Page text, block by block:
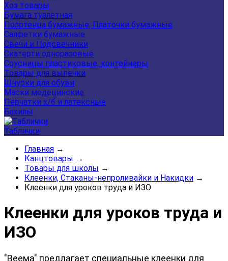
Хоз товары
Бумага туалетная
Полотенца бумажные, Платочки бумажные
Салфетки бумажные
Свечи и Подсвечники
Скатерти одноразовые
Соусницы пластиковые, контейнеры
Товары для выпечки
Шнурки для обуви
Маски медецинские
Перчатки х/б и латексные
Бахилы
Таблички
Главная →
Канцтовары →
Товары для школы →
Клеенки, Стаканы-непроливайки и Накидки →
Клеенки для уроков труда и ИЗО
Клеенки для уроков труда и
ИЗО
"Веема" предлагает специальные клеенки для